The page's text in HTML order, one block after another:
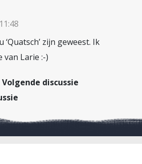
zijn geweest. Ik
van Larie :-)
Volgende discussie